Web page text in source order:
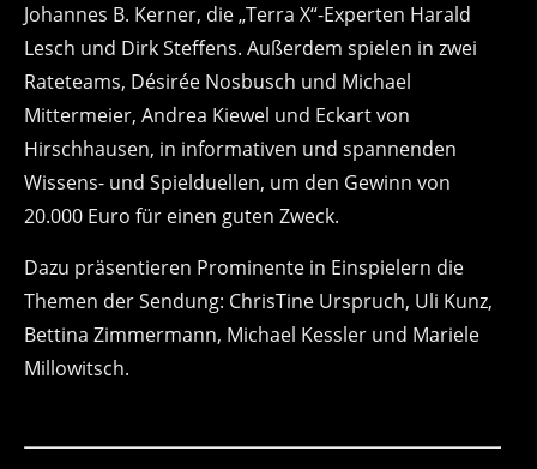
Johannes B. Kerner, die „Terra X“-Experten Harald
Lesch und Dirk Steffens. Außerdem spielen in zwei
Rateteams, Désirée Nosbusch und Michael
Mittermeier, Andrea Kiewel und Eckart von
Hirschhausen, in informativen und spannenden
Wissens- und Spielduellen, um den Gewinn von
20.000 Euro für einen guten Zweck.
Dazu präsentieren Prominente in Einspielern die
Themen der Sendung: ChrisTine Urspruch, Uli Kunz,
Bettina Zimmermann, Michael Kessler und Mariele
Millowitsch.